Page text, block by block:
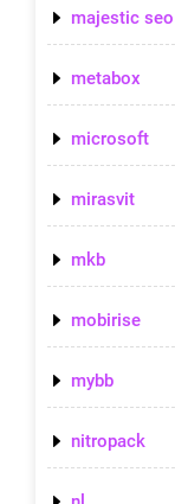
majestic seo
metabox
microsoft
mirasvit
mkb
mobirise
mybb
nitropack